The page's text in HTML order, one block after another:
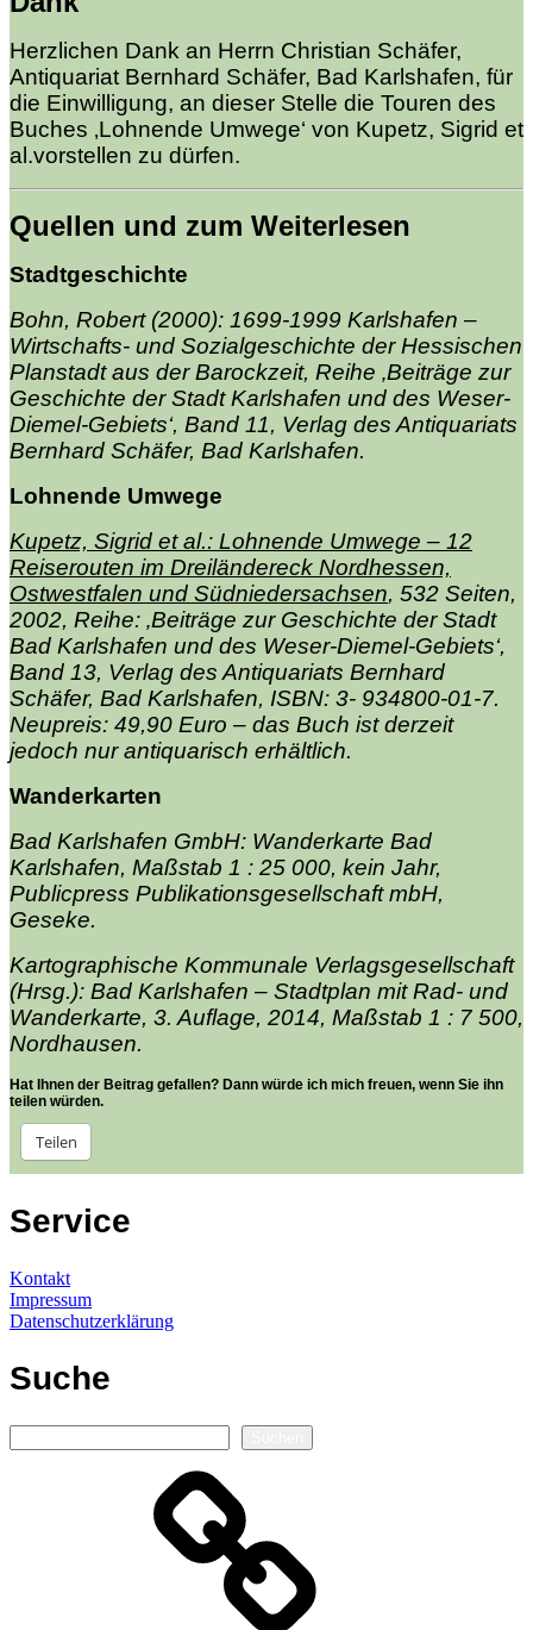
Herzlichen Dank an Herrn Christian Schäfer,
Antiquariat Bernhard Schäfer, Bad Karlshafen, für
die Einwilligung, an dieser Stelle die Touren des
Buches ‚Lohnende Umwege‘ von Kupetz, Sigrid et
al.vorstellen zu dürfen.
Quellen und zum Weiterlesen
Stadtgeschichte
Bohn, Robert (2000): 1699-1999 Karlshafen –
Wirtschafts- und Sozialgeschichte der Hessischen
Planstadt aus der Barockzeit, Reihe ‚Beiträge zur
Geschichte der Stadt Karlshafen und des Weser-
Diemel-Gebiets‘, Band 11, Verlag des Antiquariats
Bernhard Schäfer, Bad Karlshafen.
Lohnende Umwege
Kupetz, Sigrid et al.: Lohnende Umwege – 12
Reiserouten im Dreiländereck Nordhessen,
Ostwestfalen und Südniedersachsen, 532 Seiten,
2002, Reihe: ‚Beiträge zur Geschichte der Stadt
Bad Karlshafen und des Weser-Diemel-Gebiets‘,
Band 13, Verlag des Antiquariats Bernhard
Schäfer, Bad Karlshafen, ISBN: 3- 934800-01-7.
Neupreis: 49,90 Euro – das Buch ist derzeit
jedoch nur antiquarisch erhältlich.
Wanderkarten
Bad Karlshafen GmbH: Wanderkarte Bad
Karlshafen, Maßstab 1 : 25 000, kein Jahr,
Publicpress Publikationsgesellschaft mbH,
Geseke.
Kartographische Kommunale Verlagsgesellschaft
(Hrsg.): Bad Karlshafen – Stadtplan mit Rad- und
Wanderkarte, 3. Auflage, 2014, Maßstab 1 : 7 500,
Nordhausen.
Hat Ihnen der Beitrag gefallen? Dann würde ich mich freuen, wenn Sie ihn
teilen würden.
Teilen
Service
Kontakt
Impressum
Datenschutzerklärung
Suche